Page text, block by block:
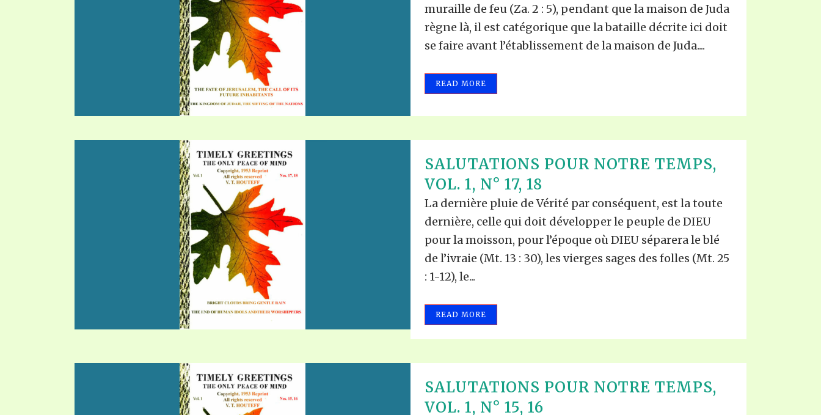
muraille de feu (Za. 2 : 5), pendant que la maison de Juda
règne là, il est catégorique que la bataille décrite ici doit
se faire avant l’établissement de la maison de Juda....
READ MORE
SALUTATIONS POUR NOTRE TEMPS,
VOL. 1, N° 17, 18
La dernière pluie de Vérité par conséquent, est la toute
dernière, celle qui doit développer le peuple de DIEU
pour la moisson, pour l’époque où DIEU séparera le blé
de l’ivraie (Mt. 13 : 30), les vierges sages des folles (Mt. 25
: 1-12), le...
READ MORE
SALUTATIONS POUR NOTRE TEMPS,
VOL. 1, N° 15, 16